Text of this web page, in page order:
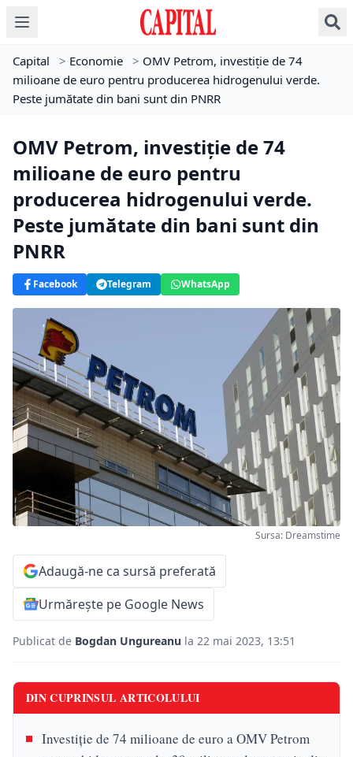
Capital > Economie > OMV Petrom, investiţie de 74
milioane de euro pentru producerea hidrogenului verde.
Peste jumătate din bani sunt din PNRR
OMV Petrom, investiţie de 74
milioane de euro pentru
producerea hidrogenului verde.
Peste jumătate din bani sunt din
PNRR
Facebook Telegram WhatsApp
Sursa: Dreamstime
Adaugă-ne ca sursă preferată
Urmărește pe Google News
Publicat de Bogdan Ungureanu la 22 mai 2023, 13:51
DIN CUPRINSUL ARTICOLULUI
Investiţie de 74 milioane de euro a OMV Petrom